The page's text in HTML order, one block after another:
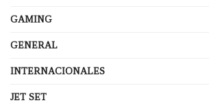
GAMING
GENERAL
INTERNACIONALES
JET SET